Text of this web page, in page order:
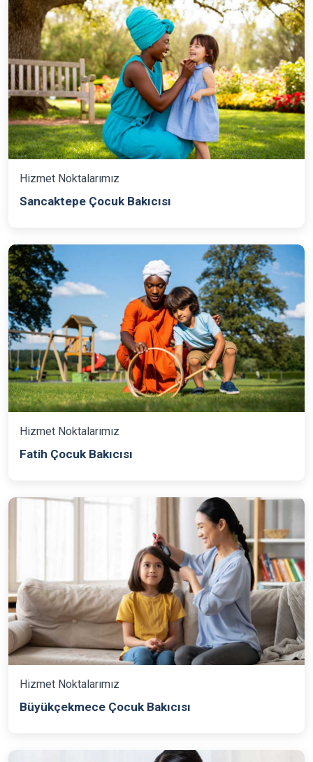
Hizmet Noktalarımız
Sancaktepe Çocuk Bakıcısı
Hizmet Noktalarımız
Fatih Çocuk Bakıcısı
Hizmet Noktalarımız
Büyükçekmece Çocuk Bakıcısı